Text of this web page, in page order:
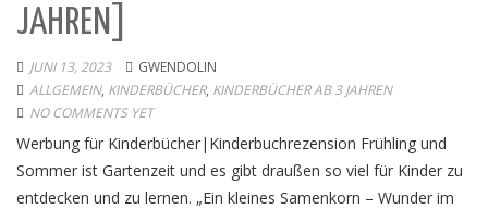
JAHREN]
JUNI 13, 2023
GWENDOLIN
ALLGEMEIN, KINDERBÜCHER, KINDERBÜCHER AB 3 JAHREN
NO COMMENTS YET
Werbung für Kinderbücher|Kinderbuchrezension Frühling und
Sommer ist Gartenzeit und es gibt draußen so viel für Kinder zu
entdecken und zu lernen. „Ein kleines Samenkorn – Wunder im